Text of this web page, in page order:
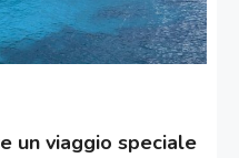
un viaggio speciale